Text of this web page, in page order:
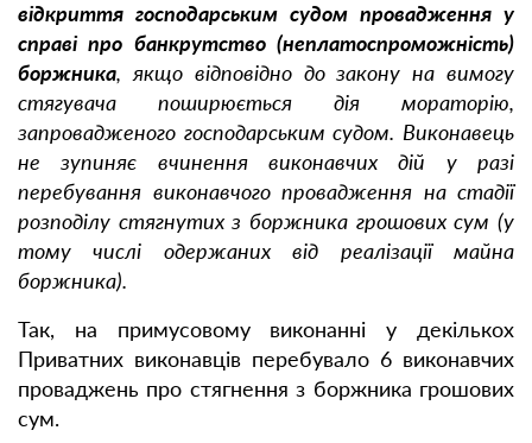
відкриття господарським судом провадження у
справі про банкрутство (неплатоспроможність)
боржника, якщо відповідно до закону на вимогу
стягувача поширюється дія мораторію,
запровадженого господарським судом. Виконавець
не зупиняє вчинення виконавчих дій у разі
перебування виконавчого провадження на стадії
розподілу стягнутих з боржника грошових сум (у
тому числі одержаних від реалізації майна
боржника).
Так, на примусовому виконанні у декількох
Приватних виконавців перебувало 6 виконавчих
проваджень про стягнення з боржника грошових
сум.